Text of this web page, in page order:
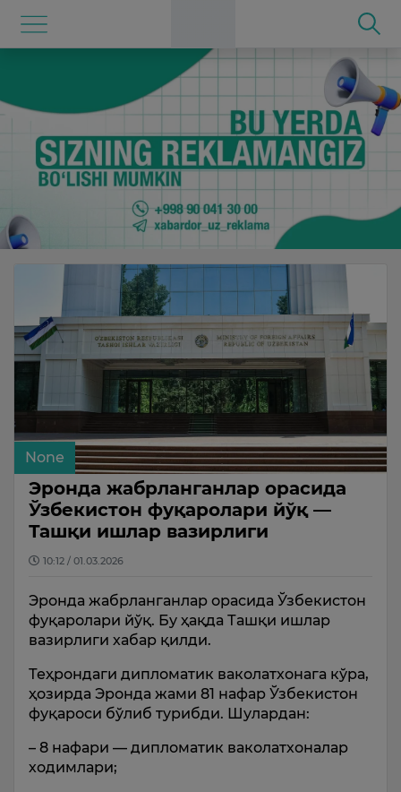
None
Эронда жабрланганлар орасида
Ўзбекистон фуқаролари йўқ —
Ташқи ишлар вазирлиги
10:12 / 01.03.2026
Эронда жабрланганлар орасида Ўзбекистон
фуқаролари йўқ. Бу ҳақда Ташқи ишлар
вазирлиги хабар қилди.
Теҳрондаги дипломатик ваколатхонага кўра,
ҳозирда Эронда жами 81 нафар Ўзбекистон
фуқароси бўлиб турибди. Шулардан:
– 8 нафари — дипломатик ваколатхоналар
ходимлари;